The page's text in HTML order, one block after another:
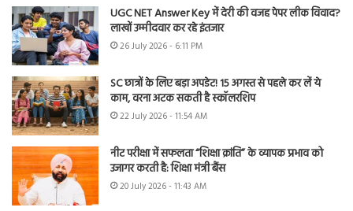
UGC NET Answer Key में देरी की वजह पेपर लीक विवाद?
लाखों उम्मीदवार कर रहे इंतजार
26 July 2026 - 6:11 PM
SC छात्रों के लिए बड़ा अपडेट! 15 अगस्त से पहले कर लें ये
काम, वरना अटक सकती है स्कॉलरशिप
22 July 2026 - 11:54 AM
नीट परीक्षा में सफलता “शिक्षा क्रांति” के व्यापक प्रभाव को
उजागर करती है: शिक्षा मंत्री बैंस
20 July 2026 - 11:43 AM